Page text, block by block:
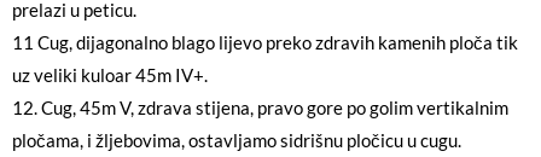
prelazi u peticu.
11 Cug, dijagonalno blago lijevo preko zdravih kamenih ploča tik
uz veliki kuloar 45m IV+.
12. Cug, 45m V, zdrava stijena, pravo gore po golim vertikalnim
pločama, i žljebovima, ostavljamo sidrišnu pločicu u cugu.